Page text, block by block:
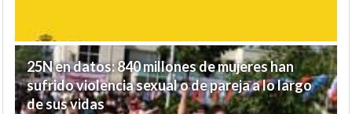
25N en datos: 840 millones de mujeres han
sufrido violencia sexual o de pareja a lo largo
de sus vidas